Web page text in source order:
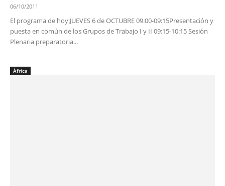
06/10/2011
El programa de hoy:JUEVES 6 de OCTUBRE 09:00-09:15Presentación y
puesta en común de los Grupos de Trabajo I y II 09:15-10:15 Sesión
Plenaria preparatoria...
África